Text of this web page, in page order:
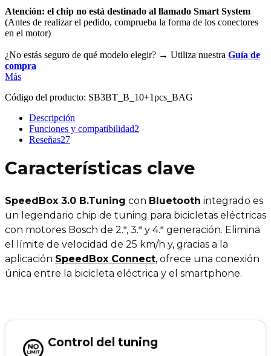
Atención: el chip no está destinado al llamado Smart System
(Antes de realizar el pedido, comprueba la forma de los conectores
en el motor)
¿No estás seguro de qué modelo elegir? → Utiliza nuestra Guía de
compra
Más
Código del producto: SB3BT_B_10+1pcs_BAG
Descripción
Funciones y compatibilidad2
Reseňas27
Características clave
SpeedBox 3.0 B.Tuning con Bluetooth integrado es
un legendario chip de tuning para bicicletas eléctricas
con motores Bosch de 2.ª, 3.ª y 4.ª generación. Elimina
el límite de velocidad de 25 km/h y, gracias a la
aplicación SpeedBox Connect, ofrece una conexión
única entre la bicicleta eléctrica y el smartphone.
Control del tuning